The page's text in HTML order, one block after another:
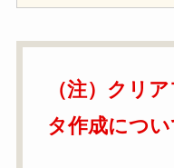
（注）クリ
タ作成につい